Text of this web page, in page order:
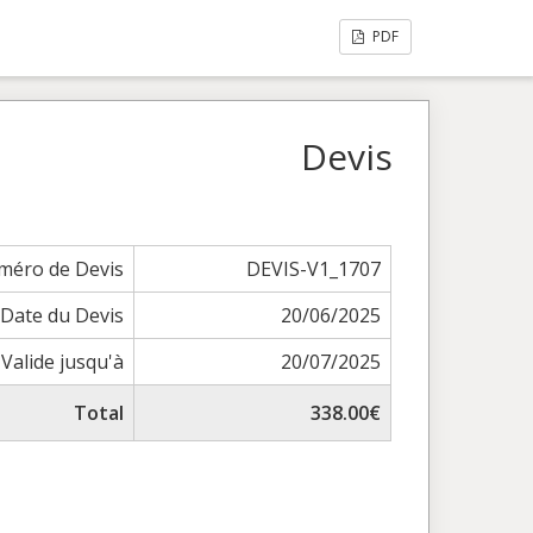
PDF
Devis
de Devis
DEVIS-V1_1707
Date du Devis
20/06/2025
Valide jusqu'à
20/07/2025
Total
338.00€